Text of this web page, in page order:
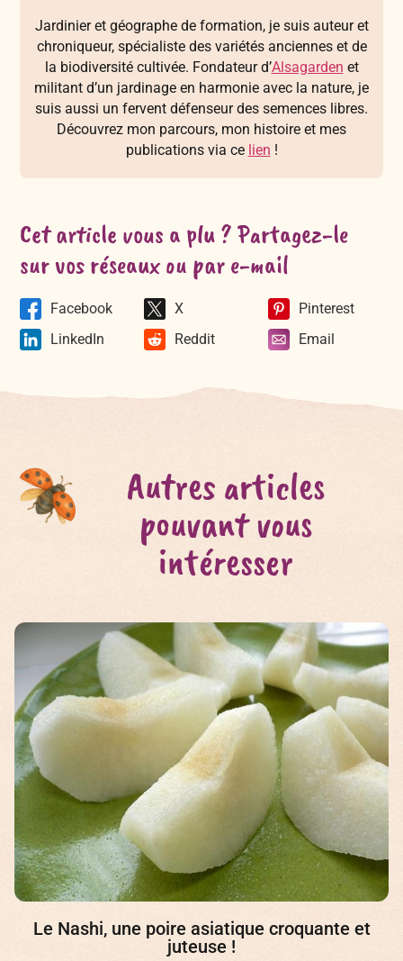
Jardinier et géographe de formation, je suis auteur et
chroniqueur, spécialiste des variétés anciennes et de
la biodiversité cultivée. Fondateur d’Alsagarden et
militant d’un jardinage en harmonie avec la nature, je
suis aussi un fervent défenseur des semences libres.
Découvrez mon parcours, mon histoire et mes
publications via ce lien !
Cet article vous a plu ? Partagez-le
sur vos réseaux ou par e-mail
Facebook X
Pinterest
LinkedIn
Reddit Email
Autres articles
pouvant vous
intéresser
Les glands de chêne bientôt de retour dans
nos assiettes !